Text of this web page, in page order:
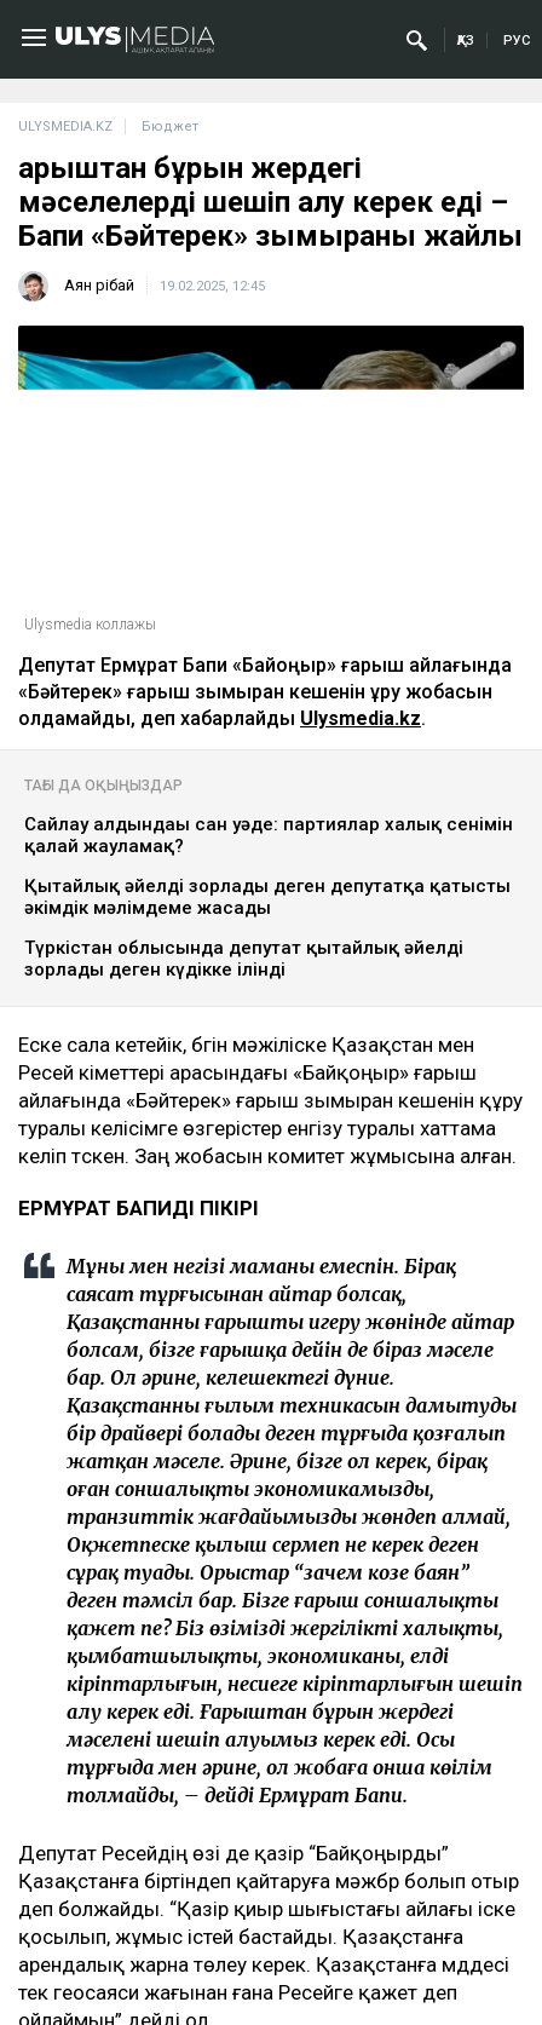
ҚАЗ РУС
ULYSMEDIA.KZ Бюджет
Ғарыштан бұрын жердегі
мәселелерді шешіп алу керек еді –
Бапи «Бәйтерек» зымыраны жайлы
Аян Өрібай 19.02.2025, 12:45
Ulysmedia коллажы
Депутат Ермұрат Бапи «Байқоңыр» ғарыш айлағында
«Бәйтерек» ғарыш зымыран кешенiн құру жобасын
қолдамайды, деп хабарлайды Ulysmedia.kz.
ТАҒЫ ДА ОҚЫҢЫЗДАР
Сайлау алдындағы сан уәде: партиялар халық сенімін
қалай жауламақ?
Қытайлық әйелді зорлады деген депутатқа қатысты
әкімдік мәлімдеме жасады
Түркістан облысында депутат қытайлық әйелді
зорлады деген күдікке ілінді
Еске сала кетейік, бүгін мәжіліске Қазақстан мен
Ресей үкіметтері арасындағы «Байқоңыр» ғарыш
айлағында «Бәйтерек» ғарыш зымыран кешенiн құру
туралы келісімге өзгерістер енгізу туралы хаттама
келіп түскен. Заң жобасын комитет жұмысына алған.
ЕРМҰРАТ БАПИДІҢ ПІКІРІ
Мұның мен негізі маманы емеспін. Бірақ
саясат тұрғысынан айтар болсақ,
Қазақстанның ғарышты игеру жөнінде айтар
болсам, бізге ғарышқа дейін де біраз мәселе
бар. Ол әрине, келешектегі дүние.
Қазақстанның ғылым техникасын дамытудың
бір драйвері болады деген тұрғыда қозғалып
жатқан мәселе. Әрине, бізге ол керек, бірақ
оған соншалықты экономикамызды,
транзиттік жағдайымызды жөндеп алмай,
Оқжетпеске қылыш сермеп не керек деген
сұрақ туады. Орыстар “зачем козе баян”
деген тәмсіл бар. Бізге ғарыш соншалықты
қажет пе? Біз өзіміздің жергілікті халықты,
қымбатшылықты, экономиканы, елдің
кіріптарлығын, несиеге кіріптарлығын шешіп
алу керек еді. Ғарыштан бұрын жердегі
мәселені шешіп алуымыз керек еді. Осы
тұрғыда мен әрине, ол жобаға онша көңілім
толмайды, – дейді Ермұрат Бапи.
Депутат Ресейдің өзі де қазір “Байқоңырды”
Қазақстанға біртіндеп қайтаруға мәжбүр болып отыр
деп болжайды. “Қазір қиыр шығыстағы айлағы іске
қосылып, жұмыс істей бастайды. Қазақстанға
арендалық жарна төлеу керек. Қазақстанға мүддесі
тек геосаяси жағынан ғана Ресейге қажет деп